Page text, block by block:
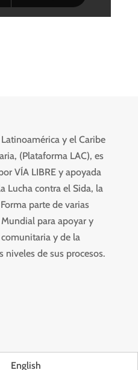
y el Caribe
(Plataforma LAC), es
VÍA LIBRE y apoyada
Lucha contra el Sida, la
parte de varias
para apoyar y
y de la
niveles de sus procesos.
English